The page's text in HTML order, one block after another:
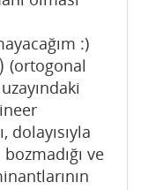
:)
(ortogonal
dolayısıyla
ve